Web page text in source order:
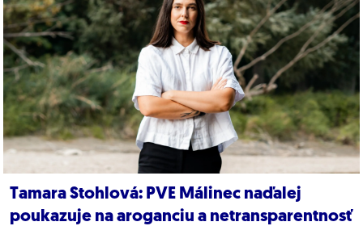
Tamara Stohlová: PVE Málinec naďalej
poukazuje na aroganciu a netransparentnosť